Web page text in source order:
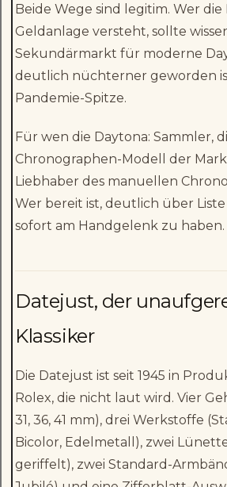
Beide Wege sind legitim. Wer die
Geldanlage versteht, sollte
Sekundärmarkt für moderne
deutlich nüchterner geworden
Pandemie-Spitze.
Für wen die Daytona: Sammler,
Chronographen-Modell der
Liebhaber des manuellen
Wer bereit ist, deutlich über
sofort am Handgelenk zu haben.
Datejust, der
Klassiker
Die Datejust ist seit 1945 in
Rolex, die nicht laut wird. Vier
31, 36, 41 mm), drei Werkstoffe
Bicolor, Edelmetall), zwei
geriffelt), zwei Standard-